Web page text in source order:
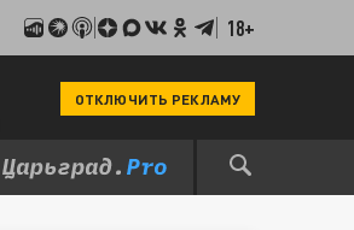
18+
ОТКЛЮЧИТЬ РЕКЛАМУ